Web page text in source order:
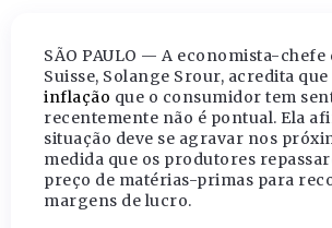
SÃO PAULO — A economista-chefe
Suisse, Solange Srour, acredita que
inflação que o consumidor tem
recentemente não é pontual. Ela
situação deve se agravar nos
medida que os produtores
preço de matérias-primas para
margens de lucro.